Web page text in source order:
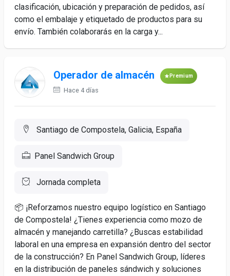
clasificación, ubicación y preparación de pedidos, así
como el embalaje y etiquetado de productos para su
envío. También colaborarás en la carga y...
Operador de almacén Premium
Hace 4 días
Santiago de Compostela, Galicia, España
Panel Sandwich Group
Jornada completa
📦 ¡Reforzamos nuestro equipo logístico en Santiago
de Compostela! ¿Tienes experiencia como mozo de
almacén y manejando carretilla? ¿Buscas estabilidad
laboral en una empresa en expansión dentro del sector
de la construcción? En Panel Sandwich Group, líderes
en la distribución de paneles sándwich y soluciones